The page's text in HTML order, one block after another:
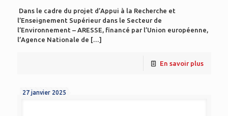
Dans le cadre du projet d’Appui à la Recherche et
l’Enseignement Supérieur dans le Secteur de
l’Environnement – ARESSE, financé par l’Union européenne,
l’Agence Nationale de […]
En savoir plus
27 janvier 2025